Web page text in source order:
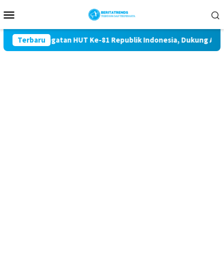
ke
Mobile
Terbaru
Peringatan HUT Ke-81 Republik Indonesia, Dukung Asri dan